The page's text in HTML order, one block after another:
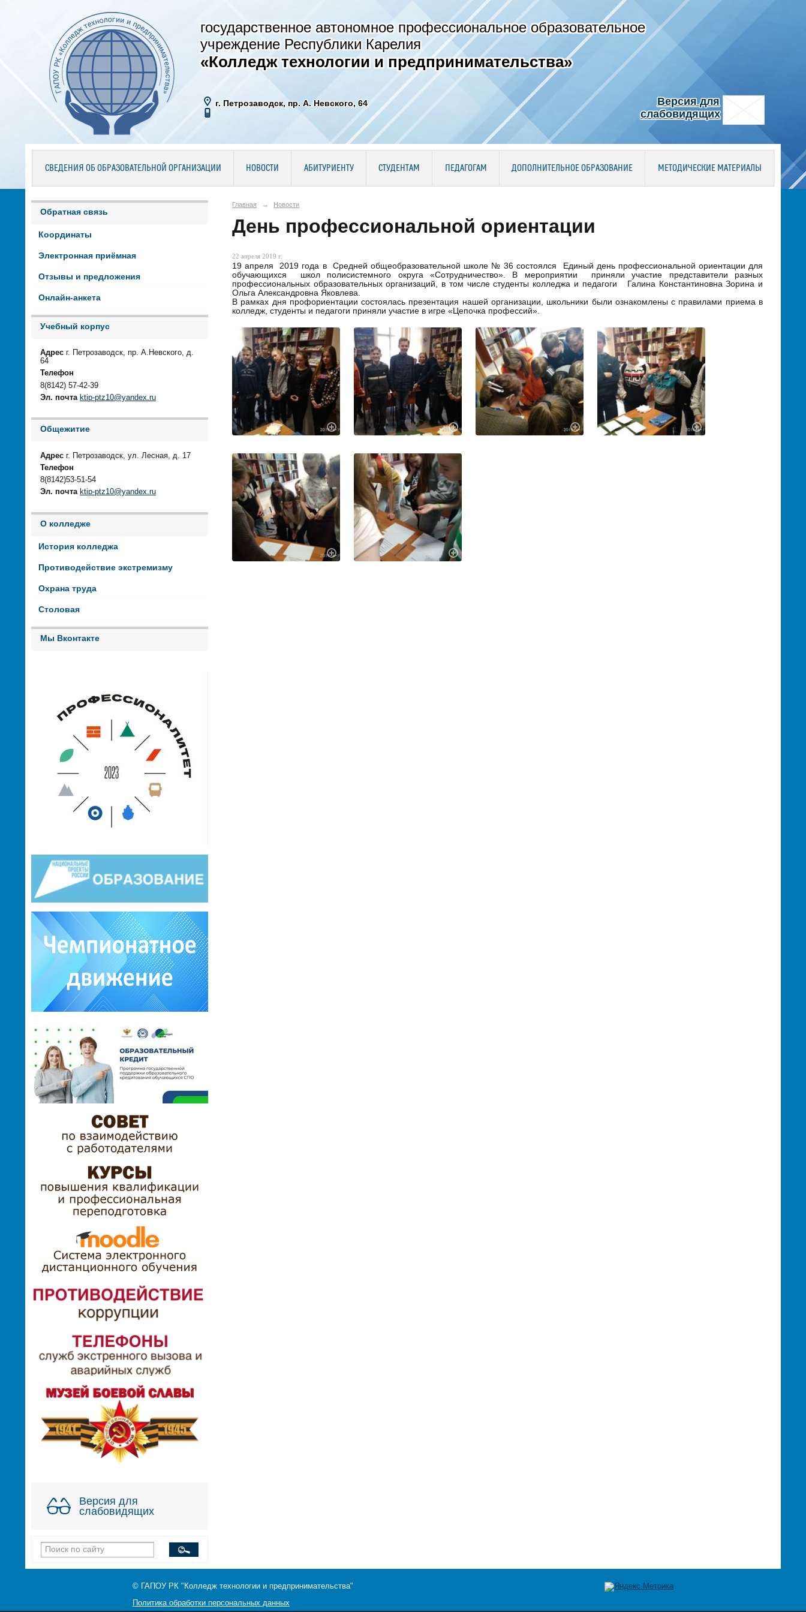
государственное автономное профессиональное образовательное
учреждение Республики Карелия
«Колледж технологии и предпринимательства»
г. Петрозаводск, пр. А. Невского, 64
Версия для
слабовидящих
СВЕДЕНИЯ ОБ ОБРАЗОВАТЕЛЬНОЙ ОРГАНИЗАЦИИ НОВОСТИ АБИТУРИЕНТУ СТУДЕНТАМ ПЕДАГОГАМ ДОПОЛНИТЕЛЬНОЕ ОБРАЗОВАНИЕ МЕТОДИЧЕСКИЕ МАТЕРИАЛЫ
Обратная связь
Координаты
Электронная приёмная
Отзывы и предложения
Онлайн-анкета
Учебный корпус
Адрес г. Петрозаводск, пр. А.Невского, д.
64
Телефон
8(8142) 57-42-39
Эл. почта ktip-ptz10@yandex.ru
Общежитие
Адрес г. Петрозаводск, ул. Лесная, д. 17
Телефон
8(8142)53-51-54
Эл. почта ktip-ptz10@yandex.ru
О колледже
История колледжа
Противодействие экстремизму
Охрана труда
Столовая
Мы Вконтакте
Версия для
слабовидящих
Главная → Новости
День профессиональной ориентации
22 апреля 2019 г.
19 апреля 2019 года в Средней общеобразовательной школе № 36 состоялся Единый день профессиональной ориентации для
обучающихся школ полисистемного округа «Сотрудничество». В мероприятии приняли участие представители разных
профессиональных образовательных организаций, в том числе студенты колледжа и педагоги Галина Константиновна Зорина и
Ольга Александровна Яковлева.
В рамках дня профориентации состоялась презентация нашей организации, школьники были ознакомлены с правилами приема в
колледж, студенты и педагоги приняли участие в игре «Цепочка профессий».
© ГАПОУ РК "Колледж технологии и предпринимательства"
Политика обработки персональных данных